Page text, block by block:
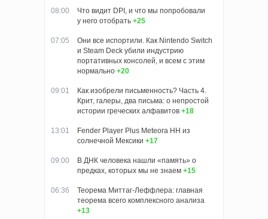
08:00
Что видит DPI, и что мы попробовали
у него отобрать +25
07:05
Они все испортили. Как Nintendo Switch
и Steam Deck убили индустрию
портативных консолей, и всем с этим
нормально +20
09:01
Как изобрели письменность? Часть 4.
Крит, галеры, два письма: о непростой
истории греческих алфавитов +18
13:01
Fender Player Plus Meteora HH из
солнечной Мексики +17
09:00
В ДНК человека нашли «память» о
предках, которых мы не знаем +15
06:36
Теорема Миттаг-Леффлера: главная
теорема всего комплексного анализа
+13